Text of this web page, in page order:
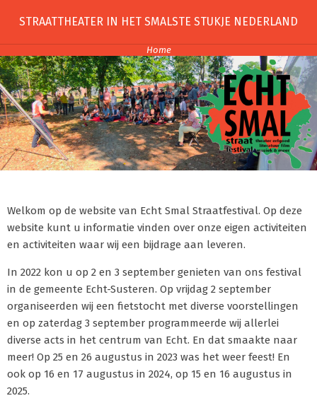
content
STRAATTHEATER IN HET SMALSTE STUKJE NEDERLAND
Home
Welkom op de website van Echt Smal Straatfestival. Op deze
website kunt u informatie vinden over onze eigen activiteiten
en activiteiten waar wij een bijdrage aan leveren.
In 2022 kon u op 2 en 3 september genieten van ons festival
in de gemeente Echt-Susteren. Op vrijdag 2 september
organiseerden wij een fietstocht met diverse voorstellingen
en op zaterdag 3 september programmeerde wij allerlei
diverse acts in het centrum van Echt. En dat smaakte naar
meer! Op 25 en 26 augustus in 2023 was het weer feest! En
ook op 16 en 17 augustus in 2024, op 15 en 16 augustus in
2025.